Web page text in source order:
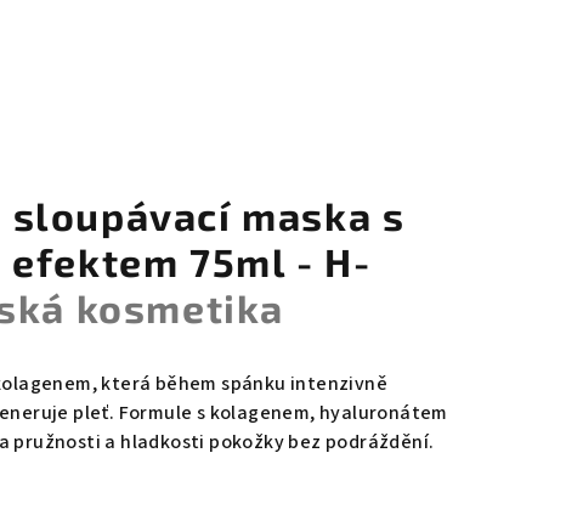
sloupávací maska s
75ml - H-
kosmetika
která během spánku intenzivně
pleť. Formule s kolagenem, hyaluronátem
pružnosti a hladkosti pokožky bez podráždění.